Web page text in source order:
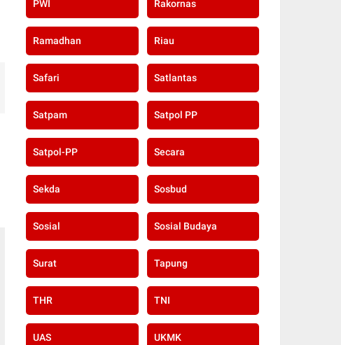
PWI Rakornas
Ramadhan Riau
Safari Satlantas
Satpam Satpol PP
Satpol-PP Secara
Sekda Sosbud
Sosial Sosial Budaya
Surat Tapung
THR TNI
UAS UKMK